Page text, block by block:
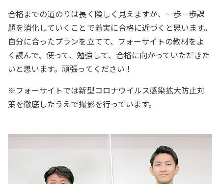
合格までの道のりは長く険しく見えますが、一歩一歩課
題を消化していくことで着実に合格に近づくと思います。
自分に合ったプランを立てて、フォーサイトの教材をよ
く読んで、使って、勉強して、合格に向かっていただきた
いと思います。頑張ってください！
※フォーサイトでは新型コロナウイルス感染拡大防止対
策を徹底したうえで撮影を行っています。